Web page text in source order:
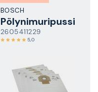
BOSCH
Pölynimuripussi
2605411229
5,0